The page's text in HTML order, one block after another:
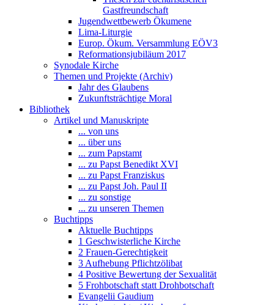
Gastfreundschaft
Jugendwettbewerb Ökumene
Lima-Liturgie
Europ. Ökum. Versammlung EÖV3
Reformationsjubiläum 2017
Synodale Kirche
Themen und Projekte (Archiv)
Jahr des Glaubens
Zukunftsträchtige Moral
Bibliothek
Artikel und Manuskripte
... von uns
... über uns
... zum Papstamt
... zu Papst Benedikt XVI
... zu Papst Franziskus
... zu Papst Joh. Paul II
... zu sonstige
... zu unseren Themen
Buchtipps
Aktuelle Buchtipps
1 Geschwisterliche Kirche
2 Frauen-Gerechtigkeit
3 Aufhebung Pflichtzölibat
4 Positive Bewertung der Sexualität
5 Frohbotschaft statt Drohbotschaft
Evangelii Gaudium